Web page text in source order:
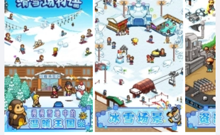
三国游戏
3934款应用
我的世界
69款应用
像素游戏
700款应用
其他
981款应用
末日游戏
1407款应用
pc游戏
3449款应用
游戏攻略
63款应用
软件教程
8款应用
热点新闻
8款应用